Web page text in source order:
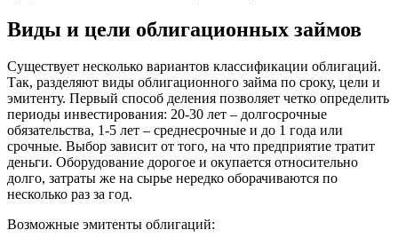
Виды и цели облигационных займов
Существует несколько вариантов классификации облигаций.
Так, разделяют виды облигационного займа по сроку, цели и
эмитенту. Первый способ деления позволяет четко определить
периоды инвестирования: 20-30 лет – долгосрочные
обязательства, 1-5 лет – среднесрочные и до 1 года или
срочные. Выбор зависит от того, на что предприятие тратит
деньги. Оборудование дорогое и окупается относительно
долго, затраты же на сырье нередко оборачиваются по
несколько раз за год.
Возможные эмитенты облигаций: